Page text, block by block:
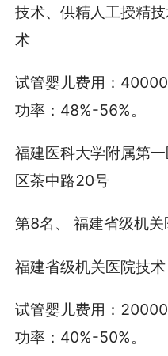
技术、供精人工授精
术
试管婴儿费用：
功率：48%-56%。
福建医科大学附属第
区茶中路20号
第8名、 福建省级机关
福建省级机关医院技
试管婴儿费用：
功率：40%-50%。